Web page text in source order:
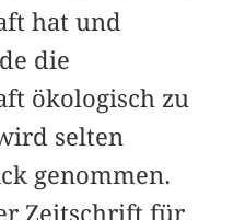
hat und
die
ökologisch zu
selten
genommen.
Zeitschrift für